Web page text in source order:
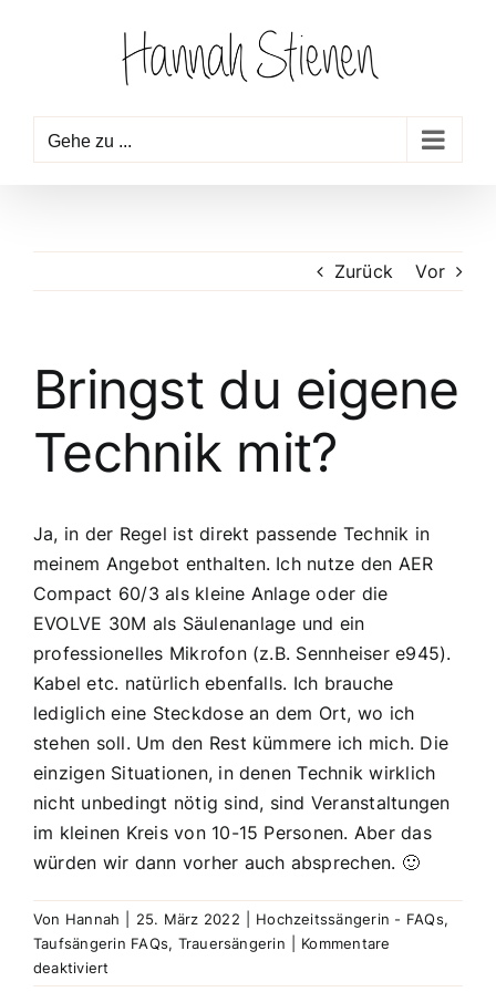
Gehe zu ...
Zurück Vor
Bringst du eigene
Technik mit?
Ja, in der Regel ist direkt passende Technik in
meinem Angebot enthalten. Ich nutze den AER
Compact 60/3 als kleine Anlage oder die
EVOLVE 30M als Säulenanlage und ein
professionelles Mikrofon (z.B. Sennheiser e945).
Kabel etc. natürlich ebenfalls. Ich brauche
lediglich eine Steckdose an dem Ort, wo ich
stehen soll. Um den Rest kümmere ich mich. Die
einzigen Situationen, in denen Technik wirklich
nicht unbedingt nötig sind, sind Veranstaltungen
im kleinen Kreis von 10-15 Personen. Aber das
würden wir dann vorher auch absprechen. 🙂
Von Hannah 25. März 2022 Hochzeitssängerin - FAQs,
Taufsängerin FAQs, Trauersängerin
Kommentare
deaktiviert